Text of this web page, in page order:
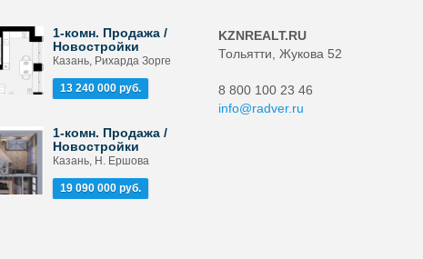
1-комн. Продажа /
Новостройки
Казань, Рихарда Зорге
13 240 000 руб.
1-комн. Продажа /
Новостройки
Казань, Н. Ершова
19 090 000 руб.
KZNREALT.RU
Тольятти, Жукова 52
8 800 100 23 46
info@radver.ru